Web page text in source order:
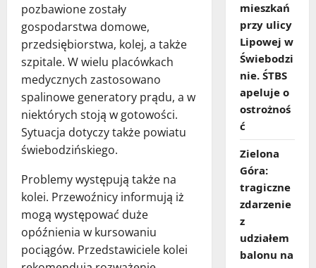
pozbawione zostały
gospodarstwa domowe,
przedsiębiorstwa, kolej, a także
szpitale. W wielu placówkach
medycznych zastosowano
spalinowe generatory prądu, a w
niektórych stoją w gotowości.
Sytuacja dotyczy także powiatu
świebodzińskiego.
Problemy występują także na
kolei. Przewoźnicy informują iż
mogą występować duże
opóźnienia w kursowaniu
pociągów. Przedstawiciele kolei
mieszkań
przy ulicy
Lipowej w
Świebodzi
nie. ŚTBS
apeluje o
ostrożnoś
ć
Zielona
Góra:
tragiczne
zdarzenie
z
udziałem
balonu na